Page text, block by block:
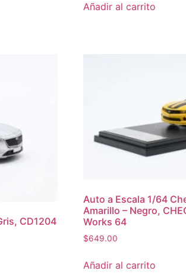
Añadir al carrito
CD1204
Auto a Escala 1/64
Amarillo – Negro,
Works 64
$649.00
Añadir al carrito